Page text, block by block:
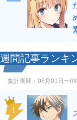
週間記事ランキ
集計期間： 08月01日〜
1